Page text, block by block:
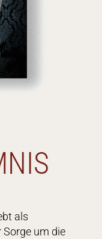
als
Sorge um die